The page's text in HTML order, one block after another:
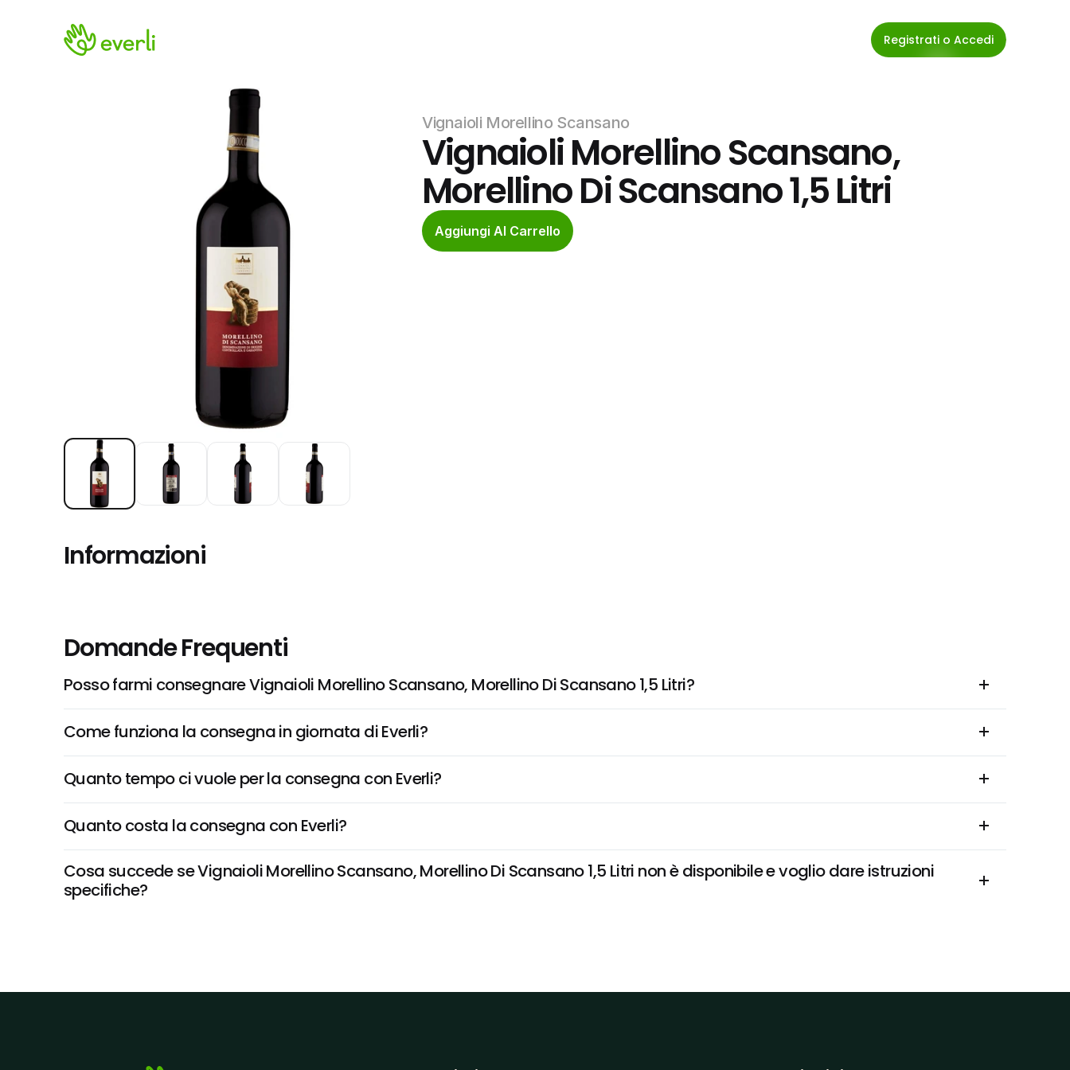
Registrati o Accedi
Vignaioli Morellino Scansano
Vignaioli Morellino Scansano,
Morellino Di Scansano 1,5 Litri
Aggiungi Al Carrello
Informazioni
Domande Frequenti
Posso farmi consegnare Vignaioli Morellino Scansano, Morellino Di Scansano 1,5 Litri?
Come funziona la consegna in giornata di Everli?
Quanto tempo ci vuole per la consegna con Everli?
Quanto costa la consegna con Everli?
Cosa succede se Vignaioli Morellino Scansano, Morellino Di Scansano 1,5 Litri non è disponibile e voglio dare istruzioni
specifiche?